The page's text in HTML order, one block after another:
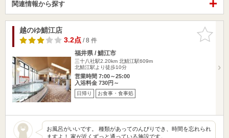
関連情報から探す
お気に入
りに追加
越のゆ鯖江店
3.2点/ 8 件
福井県 / 鯖江市
三十八社駅2.20km 北鯖江駅609m
北鯖江駅より徒歩10分
営業時間 7:00～25:00
入浴料金 730円～
日帰り お食事・食事処
お風呂がいいです。 種類があってのんびりでき、時間を忘れられ
ますよ！ 家が近くずっと通っている施設です。